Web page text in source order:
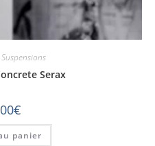
Suspensions
Serax
€
panier